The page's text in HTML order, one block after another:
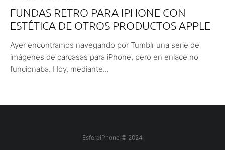
FUNDAS RETRO PARA IPHONE CON
ESTÉTICA DE OTROS PRODUCTOS APPLE
Ayer encontramos navegando por Tumblr una serie de
imágenes de carcasas para iPhone, pero en enlace no
funcionaba. Hoy, mediante...
EsferaiPhone © 2024